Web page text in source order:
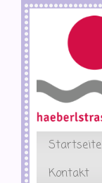
Startseite
Kontakt